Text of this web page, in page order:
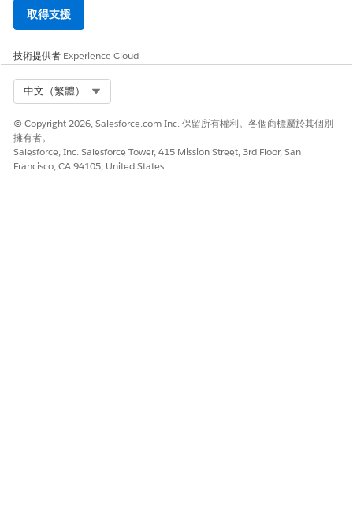
取得支援
技術提供者 Experience Cloud
中文（繁體）
© Copyright 2026, Salesforce.com Inc. 保留所有權利。各個商標屬於其個別
擁有者。
Salesforce, Inc. Salesforce Tower, 415 Mission Street, 3rd Floor, San
Francisco, CA 94105, United States